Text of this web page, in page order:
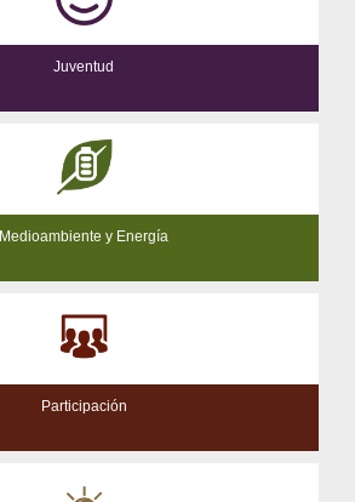
Juventud
Medioambiente y Energía
Participación